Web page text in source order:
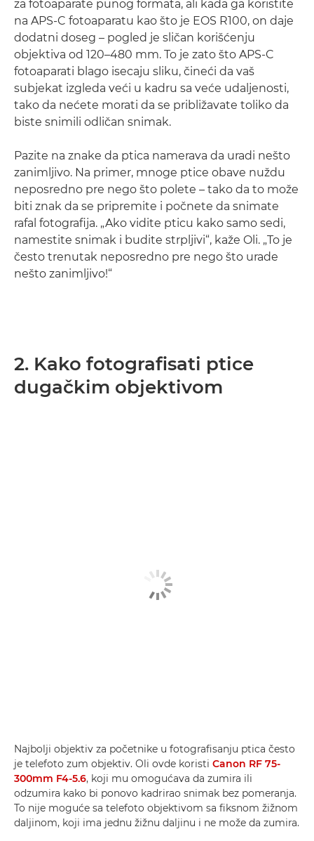
za fotoaparate punog formata, ali kada ga koristite
na APS-C fotoaparatu kao što je EOS R100, on daje
dodatni doseg – pogled je sličan korišćenju
objektiva od 120–480 mm. To je zato što APS-C
fotoaparati blago isecaju sliku, čineći da vaš
subjekat izgleda veći u kadru sa veće udaljenosti,
tako da nećete morati da se približavate toliko da
biste snimili odličan snimak.
Pazite na znake da ptica namerava da uradi nešto
zanimljivo. Na primer, mnoge ptice obave nuždu
neposredno pre nego što polete – tako da to može
biti znak da se pripremite i počnete da snimate
rafal fotografija. „Ako vidite pticu kako samo sedi,
namestite snimak i budite strpljivi“, kaže Oli. „To je
često trenutak neposredno pre nego što urade
nešto zanimljivo!“
2. Kako fotografisati ptice
dugačkim objektivom
Najbolji objektiv za početnike u fotografisanju ptica često
je telefoto zum objektiv. Oli ovde koristi Canon RF 75-
300mm F4-5.6, koji mu omogućava da zumira ili
odzumira kako bi ponovo kadrirao snimak bez pomeranja.
To nije moguće sa telefoto objektivom sa fiksnom žižnom
daljinom, koji ima jednu žižnu daljinu i ne može da zumira.